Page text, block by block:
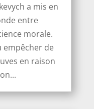
a mis en
entre
morale.
empêcher de
en raison